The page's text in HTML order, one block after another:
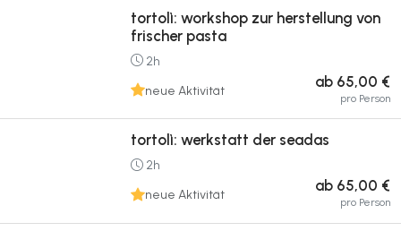
tortolì: workshop zur herstellung von
frischer pasta
2h
neue Aktivität
ab 65,00 €
pro Person
tortolì: werkstatt der seadas
2h
neue Aktivität
ab 65,00 €
pro Person